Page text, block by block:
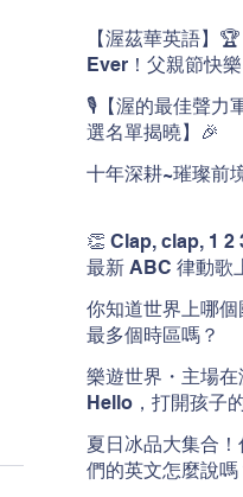
【渥茲華英語】
Ever！父親節快
🎙️【渥的最佳聲力
選名單揭曉】🎉
十年深耕~璀璨前
👏 Clap, clap, 1 2
最新 ABC 律動歌
你知道世界上哪
最多個時區嗎？
樂遊世界・主場在
Hello，打開孩子
夏日冰品大集合！
們的英文怎麼說嗎